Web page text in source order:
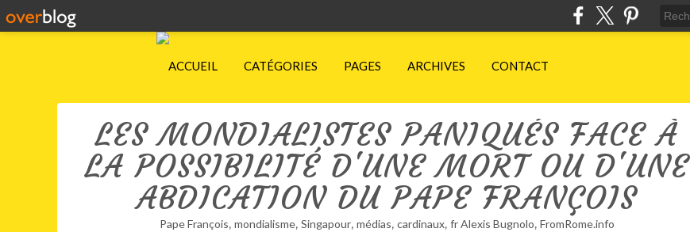
ACCUEIL CATÉGORIES PAGES ARCHIVES CONTACT
LES MONDIALISTES PANIQUÉS FACE À
LA POSSIBILITÉ D'UNE MORT OU D'UNE
ABDICATION DU PAPE FRANÇOIS
Pape François, mondialisme, Singapour, médias, cardinaux, fr Alexis Bugnolo, FromRome.info